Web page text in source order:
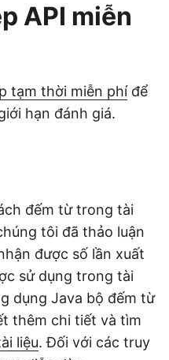
API miễn
tạm thời miễn phíđể
hạn đánh giá.
đếm từ trong tài
tôi đã thảo luận
được số lần xuất
sử dụng trong tài
dụng Java bộ đếm từ
thêm chi tiết và tìm
liệu. Đối với các truy